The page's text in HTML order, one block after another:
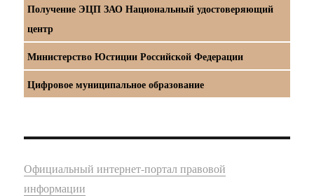
Получение ЭЦП ЗАО Национальный удостоверяющий
центр
Министерство Юстиции Российской Федерации
Цифровое муниципальное образование
Официальный интернет-портал правовой
информации